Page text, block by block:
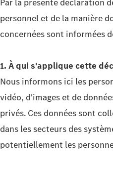
Par la présente déclaration
personnel et de la manière
concernées sont informées
1. À qui s'applique cette
Nous informons ici les
vidéo, d'images et de
privés. Ces données sont
dans les secteurs des
potentiellement les